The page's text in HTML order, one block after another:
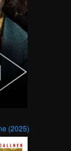
(2025)